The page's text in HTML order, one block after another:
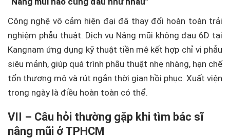
Công nghệ vô cảm hiện đại đã thay đổi hoàn toàn trải
nghiệm phẫu thuật. Dịch vụ Nâng mũi không đau 6D tại
Kangnam ứng dụng kỹ thuật tiền mê kết hợp chỉ vi phẫu
siêu mảnh, giúp quá trình phẫu thuật nhẹ nhàng, hạn chế
tổn thương mô và rút ngắn thời gian hồi phục. Xuất viện
trong ngày là điều hoàn toàn có thể.
VII – Câu hỏi thường gặp khi tìm bác sĩ
nâng mũi ở TPHCM